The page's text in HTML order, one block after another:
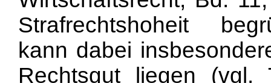
Strafrechtshoheit
kann dabei
Rechtsgut liegen (vgl.